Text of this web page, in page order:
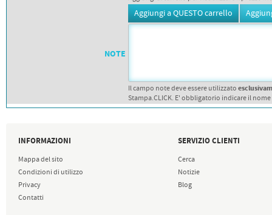
NUMERI DA GARA MTBNOTE
Il campo note deve essere utilizzato
Stampa.CLICK. E' obbligatorio indicare il
INFORMAZIONI
Mappa del sito
Condizioni di utilizzo
Privacy
Contatti
SERVIZIO CLIENTI
Cerca
Notizie
Blog